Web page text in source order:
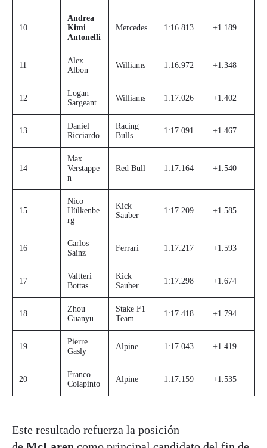
10
Andrea
Kimi
Antonelli
Mercedes 1:16.813 +1.189
11
Alex
Albon
Williams 1:16.972 +1.348
12
Logan
Sargeant
Williams 1:17.026 +1.402
13
Daniel
Ricciardo
Racing
Bulls
1:17.091 +1.467
14
Max
Verstappe
n
Red Bull 1:17.164 +1.540
15
Nico
Hülkenbe
rg
Kick
Sauber
1:17.209 +1.585
16
Carlos
Sainz
Ferrari 1:17.217 +1.593
17
Valtteri
Bottas
Kick
Sauber
1:17.298 +1.674
18
Zhou
Guanyu
Stake F1
Team
1:17.418 +1.794
19
Pierre
Gasly
Alpine 1:17.043 +1.419
20
Franco
Colapinto
Alpine 1:17.159 +1.535
Este resultado refuerza la posición